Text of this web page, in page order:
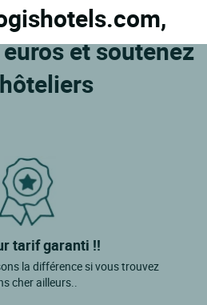
et soutenez
tarif garanti !!
la différence si vous trouvez
cher ailleurs..